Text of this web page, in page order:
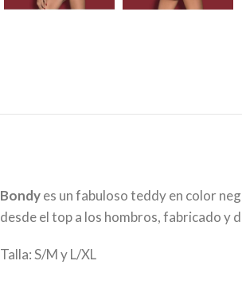
Bondyes un fabuloso teddy en color
desde el top a los hombros, fabricado y
Talla: S/M y L/XL